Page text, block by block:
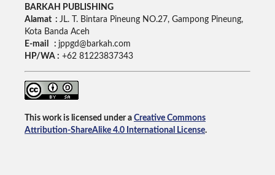
BARKAH PUBLISHING
Alamat : JL. T. Bintara Pineung NO.27, Gampong Pineung,
Kota Banda Aceh
E-mail : jppgd@barkah.com
HP/WA : +62 81223837343
This work is licensed under a Creative Commons
Attribution-ShareAlike 4.0 International License.